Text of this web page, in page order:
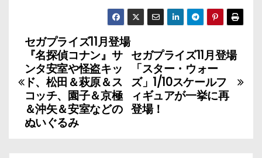
投
稿
ナ
ビ
セガプライズ11月登場
「スター・ウォー
ズ」1/10スケールフ
ィギュアが一挙に再
登場！
セガプライズ11月登場
『名探偵コナン』サ
ンタ安室や怪盗キッ
ド、松田＆萩原＆ス
コッチ、園子＆京極
＆沖矢＆安室などの
ぬいぐるみ